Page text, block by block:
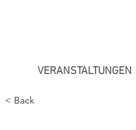
VERANSTALTUNGEN
< Back